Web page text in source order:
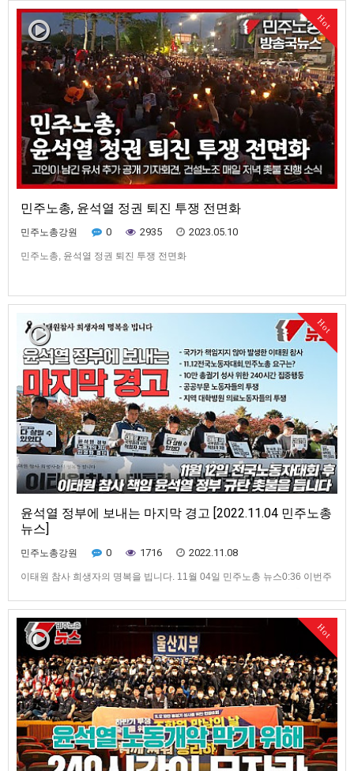
Hot
민주노총, 윤석열 정권 퇴진 투쟁 전면화
민주노총강원 0 2935 2023.05.10
민주노총, 윤석열 정권 퇴진 투쟁 전면화
Hot
윤석열 정부에 보내는 마지막 경고 [2022.11.04 민주노총
뉴스]
민주노총강원 0 1716 2022.11.08
이태원 참사 희생자의 명복을 빕니다. 11월 04일 민주노총 뉴스0:36 이번주
은? 3:52 11.12 전국노동자대회 일주일 앞으로... 민주노총의 요구는? 7:00
10만 총궐기 성사를 위한 240시간 집중행동 8:38 공공부문 노동자들의 투
쟁 10:39 지역 대학병원의 무능…
Hot